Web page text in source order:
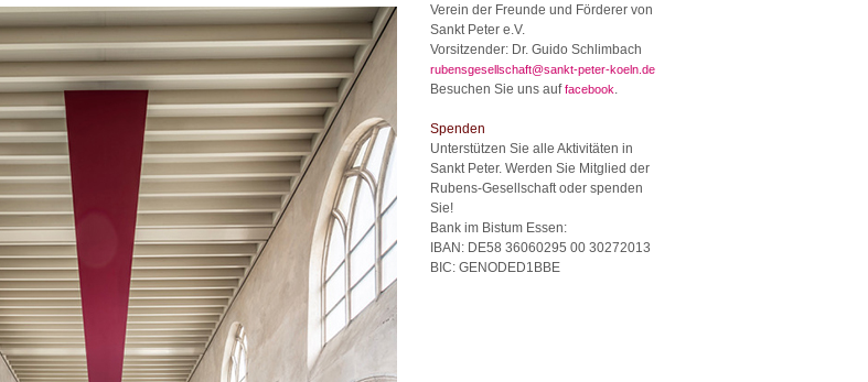
Verein der Freunde und Förderer von
Sankt Peter e.V.
Vorsitzender: Dr. Guido Schlimbach
rubensgesellschaft@sankt-peter-koeln.de
Besuchen Sie uns auffacebook.
Spenden
Unterstützen Sie alle Aktivitäten in
Sankt Peter. Werden Sie Mitglied der
Rubens-Gesellschaft oder spenden
Sie!
Bank im Bistum Essen:
IBAN: DE58 36060295 00 30272013
BIC: GENODED1BBE